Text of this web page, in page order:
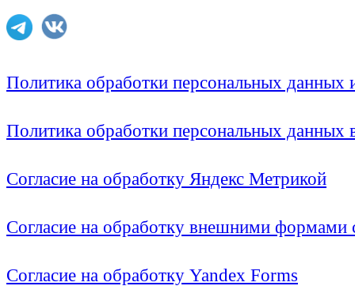
Политика обработки персональных
Политика обработки персональных
Согласие на обработку Яндекс Метрикой
Согласие на обработку внешними формами
Согласие на обработку Yandex Forms